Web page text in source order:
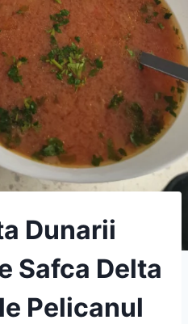
Dunarii
Safca Delta
Pelicanul